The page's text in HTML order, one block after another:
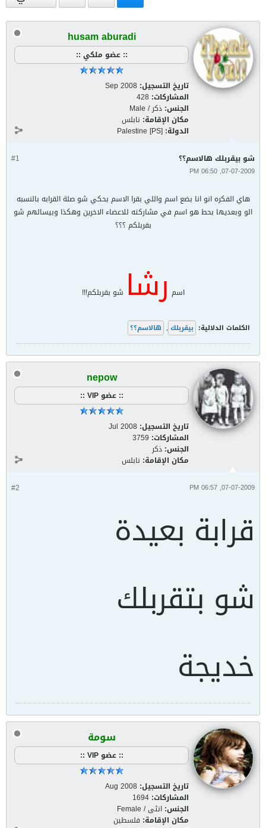
husam aburadi
:: عضو ملكي ::
تاريخ التسجيل: Sep 2008
المشاركات: 428
الجنس: ذكر / Male
مكان الإقامة: نابلس
الدولة: Palestine [PS]
#1 شو بيقربلك هالاسم؟؟
07-07-2009, 06:50 PM
هاي الفكره انو انا بضع اسم واللي بقرا الاسم بحكي شو صلة القرابه بالنسبه
الو وبعديها بحط هو اسم في مشاركته للاعضاء الاخرين وهكذا وبيسالهم شو
بقربلكم ؟؟؟
اسم رشا شو بقربلكم!!!
الكلمات الدلالية: بيقربلك , هالاسم؟؟
nepow
:: عضو VIP ::
تاريخ التسجيل: Jul 2008
المشاركات: 3759
الجنس: ذكر
مكان الإقامة: نابلس
#2 07-07-2009, 06:57 PM
قرابة بعيدة
شو بتقربلك
خديجة
سومة
:: عضو VIP ::
تاريخ التسجيل: Aug 2008
المشاركات: 1694
الجنس: انثى / Female
مكان الإقامة: فلسطين